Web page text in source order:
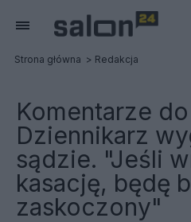
Strona główna Redakcja
Komentarze
Dziennikarz
sądzie. "Jeśli
kasację, będę
zaskoczony"